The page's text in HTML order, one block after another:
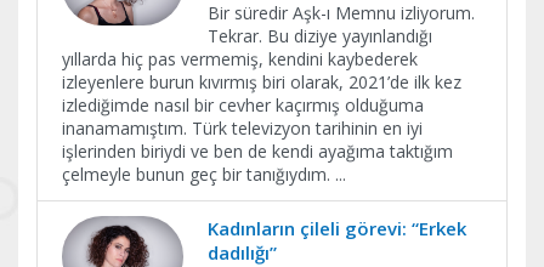
Bir süredir Aşk-ı Memnu izliyorum.
Tekrar. Bu diziye yayınlandığı
yıllarda hiç pas vermemiş, kendini kaybederek
izleyenlere burun kıvırmış biri olarak, 2021’de ilk kez
izlediğimde nasıl bir cevher kaçırmış olduğuma
inanamamıştım. Türk televizyon tarihinin en iyi
işlerinden biriydi ve ben de kendi ayağıma taktığım
çelmeyle bunun geç bir tanığıydım. ...
Kadınların çileli görevi: “Erkek
dadılığı”